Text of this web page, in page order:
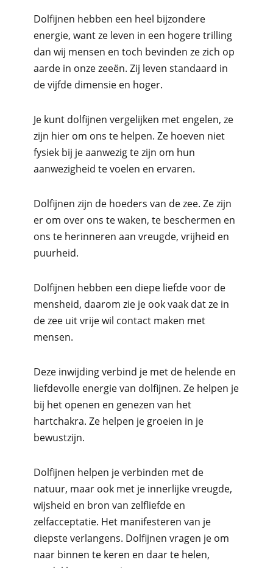
Dolfijnen hebben een heel bijzondere
energie, want ze leven in een hogere trilling
dan wij mensen en toch bevinden ze zich op
aarde in onze zeeën. Zij leven standaard in
de vijfde dimensie en hoger.
Je kunt dolfijnen vergelijken met engelen, ze
zijn hier om ons te helpen. Ze hoeven niet
fysiek bij je aanwezig te zijn om hun
aanwezigheid te voelen en ervaren.
Dolfijnen zijn de hoeders van de zee. Ze zijn
er om over ons te waken, te beschermen en
ons te herinneren aan vreugde, vrijheid en
puurheid.
Dolfijnen hebben een diepe liefde voor de
mensheid, daarom zie je ook vaak dat ze in
de zee uit vrije wil contact maken met
mensen.
Deze inwijding verbind je met de helende en
liefdevolle energie van dolfijnen. Ze helpen je
bij het openen en genezen van het
hartchakra. Ze helpen je groeien in je
bewustzijn.
Dolfijnen helpen je verbinden met de
natuur, maar ook met je innerlijke vreugde,
wijsheid en bron van zelfliefde en
zelfacceptatie. Het manifesteren van je
diepste verlangens. Dolfijnen vragen je om
naar binnen te keren en daar te helen,